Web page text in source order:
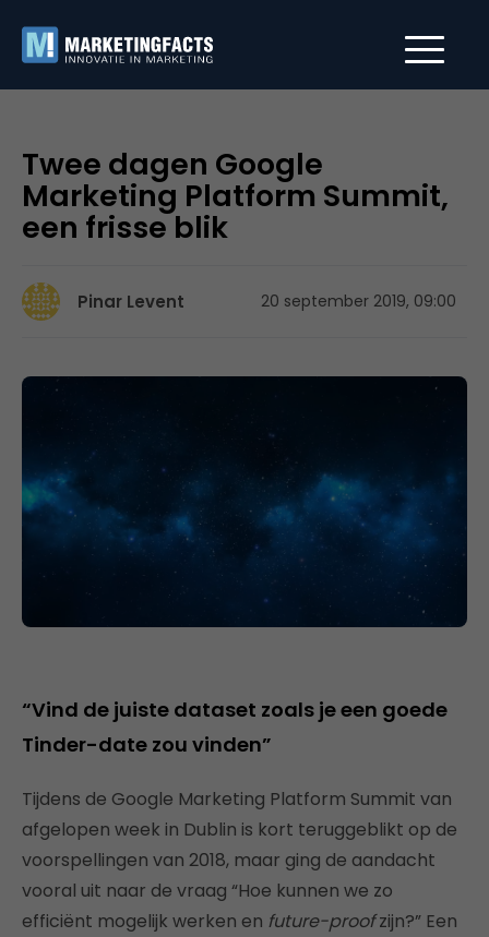
Twee dagen Google
Marketing Platform Summit,
een frisse blik
Pinar Levent 20 september 2019, 09:00
“Vind de juiste dataset zoals je een goede
Tinder-date zou vinden”
Tijdens de Google Marketing Platform Summit van
afgelopen week in Dublin is kort teruggeblikt op de
voorspellingen van 2018, maar ging de aandacht
vooral uit naar de vraag “Hoe kunnen we zo
efficiënt mogelijk werken en future-proofzijn?” Een